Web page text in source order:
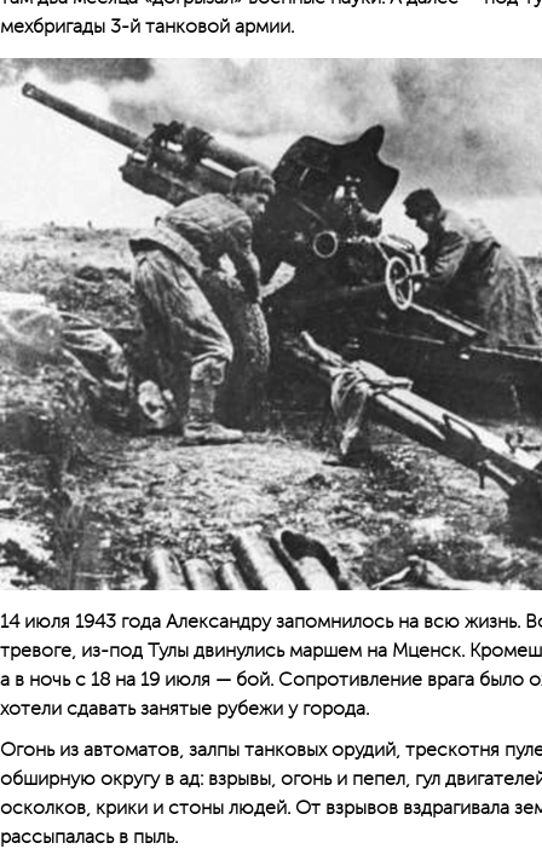
мехбригады 3-й танковой армии.
14 июля 1943 года Александру запомнилось на всю жизнь.
тревоге, из-под Тулы двинулись маршем на Мценск.
а в ночь с 18 на 19 июля — бой. Сопротивление врага было
хотели сдавать занятые рубежи у города.
Огонь из автоматов, залпы танковых орудий, трескотня
обширную округу в ад: взрывы, огонь и пепел, гул
осколков, крики и стоны людей. От взрывов вздрагивала
рассыпалась в пыль.